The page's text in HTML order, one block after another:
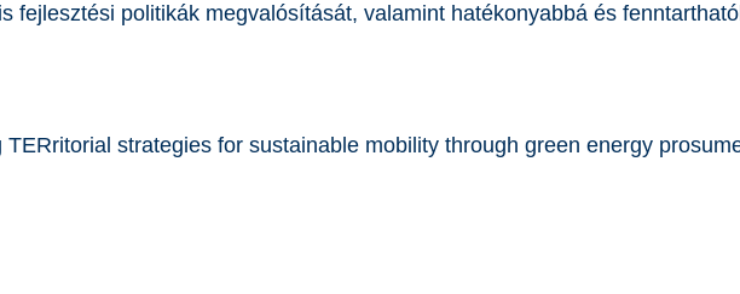
fejlesztési politikák megvalósítását, valamint hatékonyabbá és
strategies for sustainable mobility through green energy